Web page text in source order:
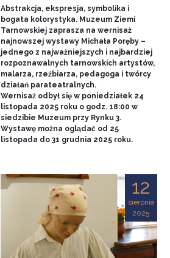
Abstrakcja, ekspresja, symbolika i
bogata kolorystyka. Muzeum Ziemi
Tarnowskiej zaprasza na wernisaż
najnowszej wystawy Michała Poręby –
jednego z najważniejszych i najbardziej
rozpoznawalnych tarnowskich artystów,
malarza, rzeźbiarza, pedagoga i twórcy
działań parateatralnych.
Wernisaż odbył się w poniedziałek 24
listopada 2025 roku o godz. 18:00 w
siedzibie Muzeum przy Rynku 3.
Wystawę można oglądać od 25
listopada do 31 grudnia 2025 roku.
12
sierpnia
2025